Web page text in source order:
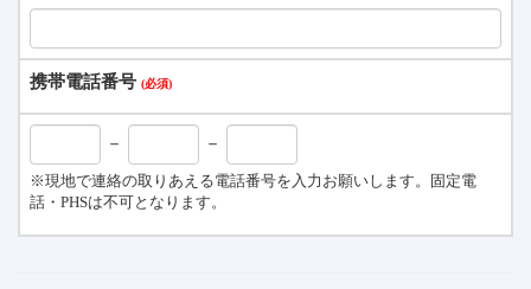
携帯電話番号
－ －
※現地で連絡の取りあえる電話番号を入力お願いします。固定電
話・PHSは不可となります。